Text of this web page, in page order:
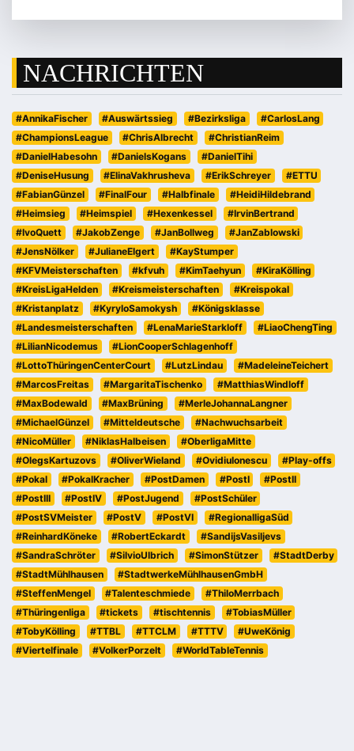
NACHRICHTEN
#AnnikaFischer #Auswärtssieg #Bezirksliga
#CarlosLang
#ChampionsLeague
#ChrisAlbrecht
#ChristianReim
#DanielHabesohn
#DanielsKogans
#DanielTihi
#DeniseHusung
#ElinaVakhrusheva #ErikSchreyer
#ETTU
#FabianGünzel
#FinalFour #Halbfinale
#HeidiHildebrand
#Heimsieg
#Heimspiel #Hexenkessel
#IrvinBertrand
#IvoQuett
#JakobZenge #JanBollweg
#JanZablowski
#JensNölker
#JulianeElgert
#KayStumper
#KFVMeisterschaften
#kfvuh #KimTaehyun
#KiraKölling
#KreisLigaHelden
#Kreismeisterschaften
#Kreispokal
#Kristanplatz
#KyryloSamokysh
#Königsklasse
#Landesmeisterschaften
#LenaMarieStarkloff
#LiaoChengTing
#LilianNicodemus
#LionCooperSchlagenhoff
#LottoThüringenCenterCourt
#LutzLindau
#MadeleineTeichert
#MarcosFreitas
#MargaritaTischenko
#MatthiasWindloff
#MaxBodewald
#MaxBrüning
#MerleJohannaLangner
#MichaelGünzel
#Mitteldeutsche
#Nachwuchsarbeit
#NicoMüller
#NiklasHalbeisen
#OberligaMitte
#OlegsKartuzovs
#OliverWieland #OvidiuIonescu
#Play-offs
#Pokal
#PokalKracher #PostDamen #PostI
#PostII
#PostIII
#PostIV #PostJugend
#PostSchüler
#PostSVMeister
#PostV #PostVI
#RegionalligaSüd
#ReinhardKöneke
#RobertEckardt
#SandijsVasiljevs
#SandraSchröter
#SilvioUlbrich #SimonStützer
#StadtDerby
#StadtMühlhausen
#StadtwerkeMühlhausenGmbH
#SteffenMengel
#Talenteschmiede
#ThiloMerrbach
#Thüringenliga
#tickets #tischtennis
#TobiasMüller
#TobyKölling
#TTBL #TTCLM #TTTV
#UweKönig
#Viertelfinale
#VolkerPorzelt #WorldTableTennis